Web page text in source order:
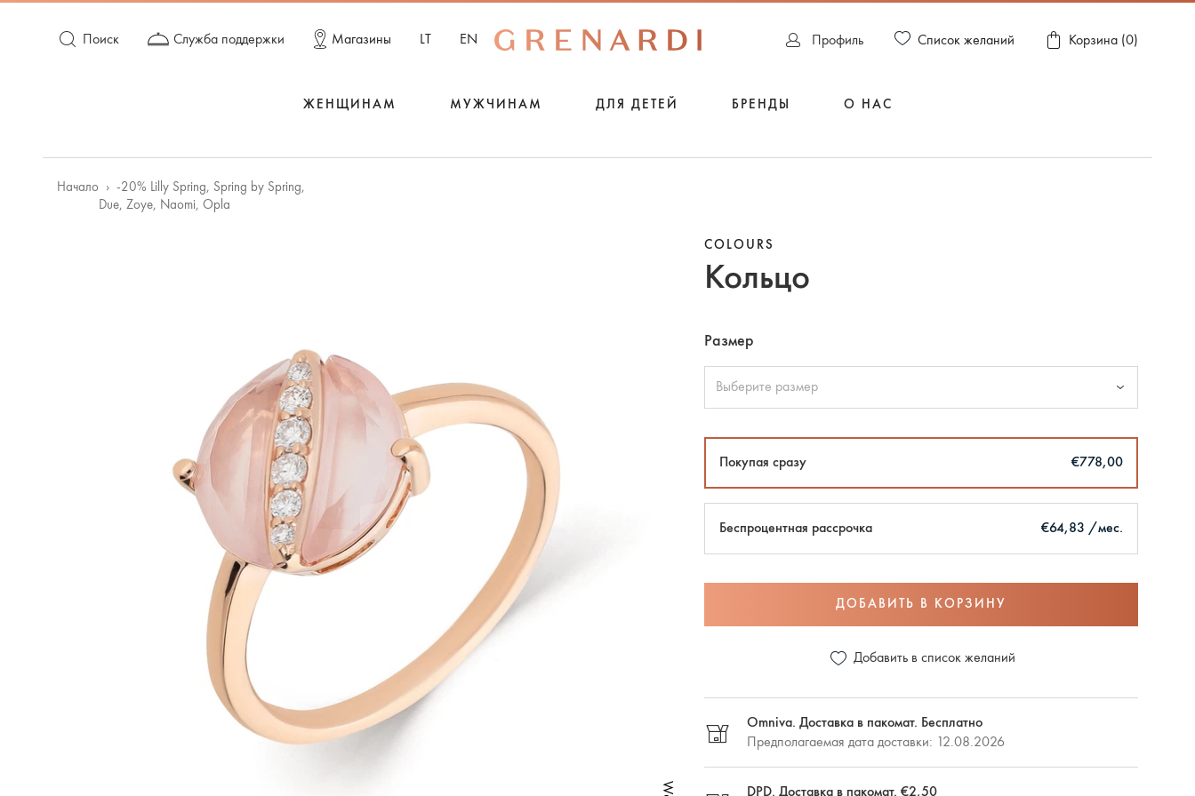
Пpофиль Список желаний Корзина (0)
Поиск Служба поддержки Магазины LT EN
ЖЕНЩИНАМ МУЖЧИНАМ ДЛЯ ДЕТЕЙ БРЕНДЫ О НАС
Начало
-20% Lilly Spring, Spring by Spring,
Due, Zoye, Naomi, Opla
COLOURS
Кольцо
Размер
Выберите размер
Покупая сразу €778,00
Беспроцентная рассрочка €64,83 /мес.
ДОБАВИТЬ В КОРЗИНУ
Добавить в список желаний
Omniva. Доставка в пакомат. Бесплатно
Предполагаемая дата доставки: 12.08.2026
DPD. Доставка в пакомат. €2,50